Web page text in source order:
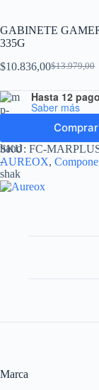
GABINETE
335G
$13.979,00
$10.836,00
Hasta 12
Saber más
SKU: FC-
AUREOX,
Marca